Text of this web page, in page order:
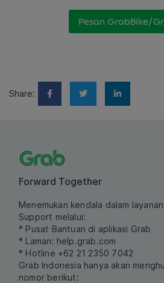
Pesan GrabBike/
Share:
Forward Together
Menemukan kendala dalam
Support melalui:
* Pusat Bantuan di aplikasi Grab
* Laman: help.grab.com
* Hotline +62 21 2350 7042
Grab Indonesia hanya akan
nomor berikut: